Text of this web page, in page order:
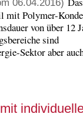
06.04.2016)
Polymer-
von über 12
sind
Sektor aber